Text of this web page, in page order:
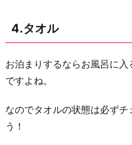
4.タオル
お泊まりするならお風呂に
ですよね。
なのでタオルの状態は必ず
う！